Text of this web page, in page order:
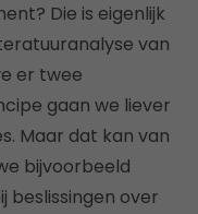
Die is eigenlijk
van
er twee
gaan we liever
Maar dat kan van
bijvoorbeeld
beslissingen over